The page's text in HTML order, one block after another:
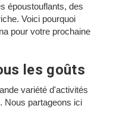
époustouflants, des
Voici pourquoi
pour votre prochaine
les goûts
variété d'activités
Nous partageons ici